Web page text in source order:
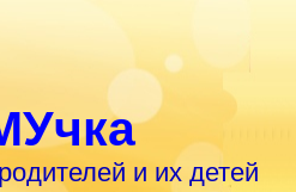
и их детей